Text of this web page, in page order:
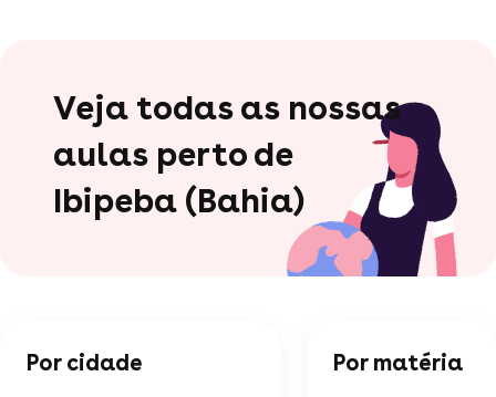
Veja todas as nossas
aulas perto de
Ibipeba (Bahia)
Por cidade Por matéria